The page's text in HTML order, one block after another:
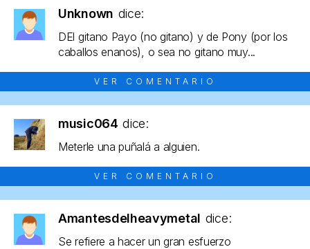
Unknown dice:
DEl gitano Payo (no gitano) y de Pony (por los
caballos enanos), o sea no gitano muy...
VER COMENTARIO
music064 dice:
Meterle una puñalá a alguien.
VER COMENTARIO
Amantesdelheavymetal dice:
Se refiere a hacer un gran esfuerzo